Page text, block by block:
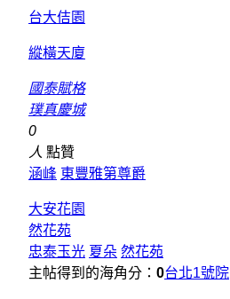
台大佶園
縱橫天廈
國泰賦格
璞真慶城
0
人 點贊
涵峰 東豐雅第尊爵
大安花園
然花苑
忠泰玉光 夏朵 然花苑
主帖得到的海角分： 0台北1號院